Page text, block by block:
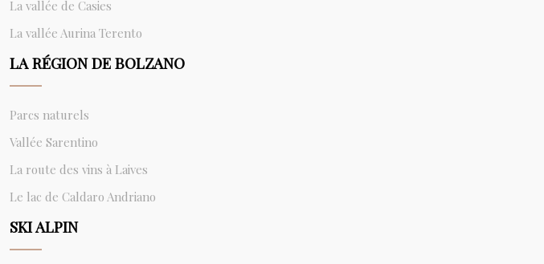
La vallée de Casies
La vallée Aurina Terento
LA RÉGION DE BOLZANO
Parcs naturels
Vallée Sarentino
La route des vins à Laives
Le lac de Caldaro Andriano
SKI ALPIN